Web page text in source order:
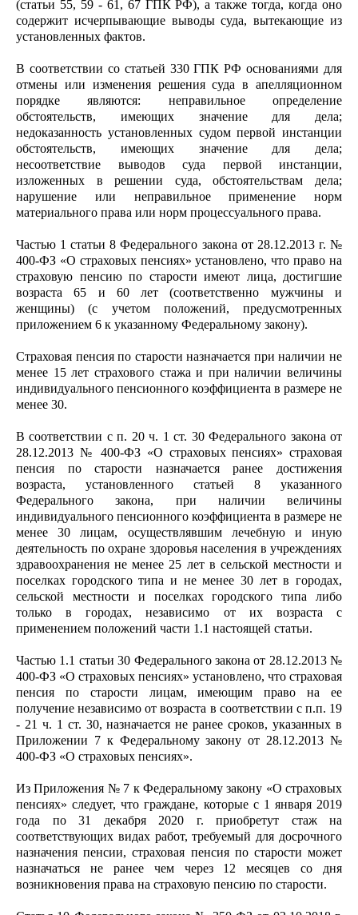
(статьи 55, 59 - 61, 67 ГПК РФ), а также тогда, когда оно
содержит исчерпывающие выводы суда, вытекающие из
установленных фактов.
В соответствии со статьей 330 ГПК РФ основаниями для
отмены или изменения решения суда в апелляционном
порядке являются: неправильное определение
обстоятельств, имеющих значение для дела;
недоказанность установленных судом первой инстанции
обстоятельств, имеющих значение для дела;
несоответствие выводов суда первой инстанции,
изложенных в решении суда, обстоятельствам дела;
нарушение или неправильное применение норм
материального права или норм процессуального права.
Частью 1 статьи 8 Федерального закона от 28.12.2013 г. №
400-ФЗ «О страховых пенсиях» установлено, что право на
страховую пенсию по старости имеют лица, достигшие
возраста 65 и 60 лет (соответственно мужчины и
женщины) (с учетом положений, предусмотренных
приложением 6 к указанному Федеральному закону).
Страховая пенсия по старости назначается при наличии не
менее 15 лет страхового стажа и при наличии величины
индивидуального пенсионного коэффициента в размере не
менее 30.
В соответствии с п. 20 ч. 1 ст. 30 Федерального закона от
28.12.2013 № 400-ФЗ «О страховых пенсиях» страховая
пенсия по старости назначается ранее достижения
возраста, установленного статьей 8 указанного
Федерального закона, при наличии величины
индивидуального пенсионного коэффициента в размере не
менее 30 лицам, осуществлявшим лечебную и иную
деятельность по охране здоровья населения в учреждениях
здравоохранения не менее 25 лет в сельской местности и
поселках городского типа и не менее 30 лет в городах,
сельской местности и поселках городского типа либо
только в городах, независимо от их возраста с
применением положений части 1.1 настоящей статьи.
Частью 1.1 статьи 30 Федерального закона от 28.12.2013 №
400-ФЗ «О страховых пенсиях» установлено, что страховая
пенсия по старости лицам, имеющим право на ее
получение независимо от возраста в соответствии с п.п. 19
- 21 ч. 1 ст. 30, назначается не ранее сроков, указанных в
Приложении 7 к Федеральному закону от 28.12.2013 №
400-ФЗ «О страховых пенсиях».
Из Приложения № 7 к Федеральному закону «О страховых
пенсиях» следует, что граждане, которые с 1 января 2019
года по 31 декабря 2020 г. приобретут стаж на
соответствующих видах работ, требуемый для досрочного
назначения пенсии, страховая пенсия по старости может
назначаться не ранее чем через 12 месяцев со дня
возникновения права на страховую пенсию по старости.